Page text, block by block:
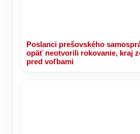
Poslanci prešovského
opäť neotvorili rokovanie, kraj
pred voľbami